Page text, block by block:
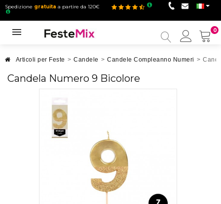
Spedizione gratuita a partire da 120€
0
mio
Articoli per Feste > Candele > Candele Compleanno Numeri >
Candela Numero 9 Bicolore